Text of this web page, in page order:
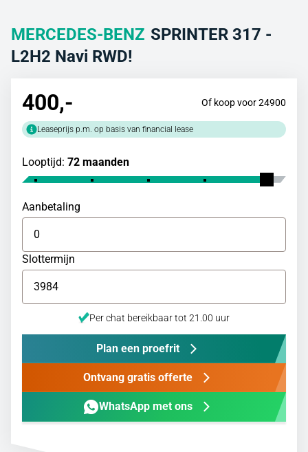
MERCEDES-BENZ SPRINTER 317 -
L2H2 Navi RWD!
400,- Of koop voor 24900
Leaseprijs p.m. op basis van financial lease
Looptijd: 72 maanden
Aanbetaling
Slottermijn
Per chat bereikbaar tot 21.00 uur
Plan een proefrit
Ontvang gratis offerte
WhatsApp met ons